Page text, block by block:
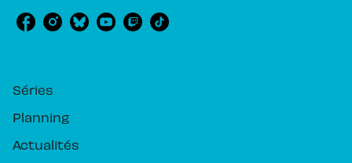
Séries
Planning
Actualités